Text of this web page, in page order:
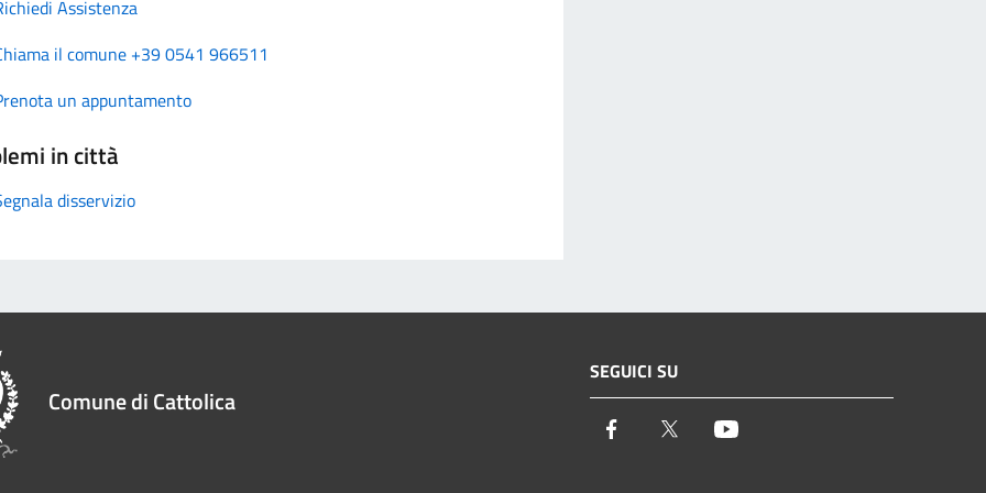
Assistenza
il comune +39 0541 966511
un appuntamento
in città
disservizio
Comune di Cattolica
SEGUICI SU
Facebook Twitter